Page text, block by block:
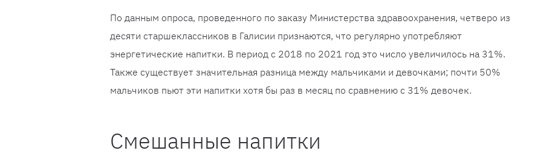
По данным опроса, проведенного по заказу Министерства здравоохранения, четверо из
десяти старшеклассников в Галисии признаются, что регулярно употребляют
энергетические напитки. В период с 2018 по 2021 год это число увеличилось на 31%.
Также существует значительная разница между мальчиками и девочками; почти 50%
мальчиков пьют эти напитки хотя бы раз в месяц по сравнению с 31% девочек.
Смешанные напитки